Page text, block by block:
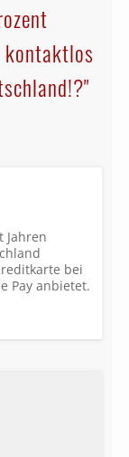
kontaktlos
Jahren
bei
Pay anbietet.